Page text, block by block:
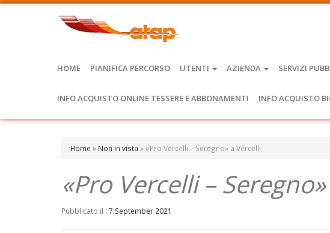
HOME PIANIFICA PERCORSO UTENTI AZIENDA SERVIZI
INFO ACQUISTO ONLINE TESSERE E ABBONAMENTI INFO ACQUISTO
Home » Non in vista » «Pro Vercelli – Seregno» a Vercelli
«Pro Vercelli –
Pubblicato il : 7 September 2021